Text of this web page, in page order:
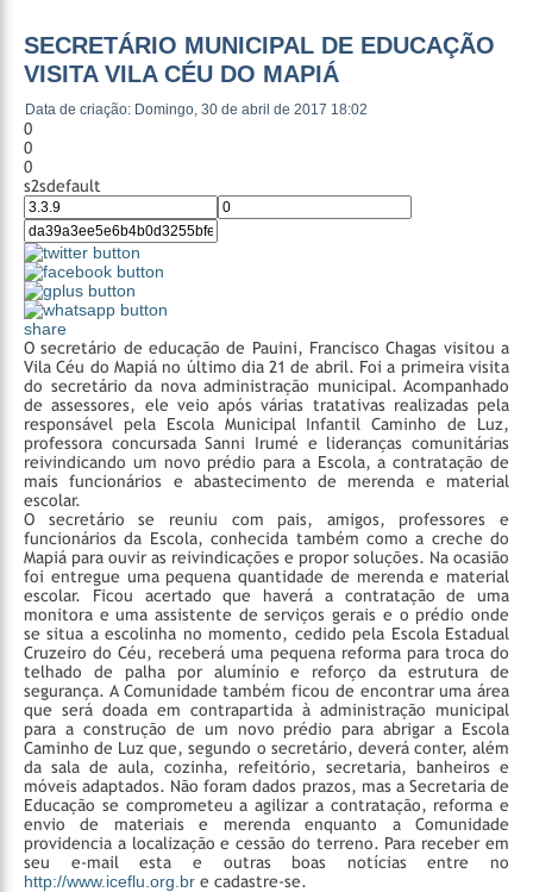
SECRETÁRIO MUNICIPAL DE EDUCAÇÃO
VISITA VILA CÉU DO MAPIÁ
Data de criação: Domingo, 30 de abril de 2017 18:02
0
0
0
s2sdefault
share
O secretário de educação de Pauini, Francisco Chagas visitou a
Vila Céu do Mapiá no último dia 21 de abril. Foi a primeira visita
do secretário da nova administração municipal. Acompanhado
de assessores, ele veio após várias tratativas realizadas pela
responsável pela Escola Municipal Infantil Caminho de Luz,
professora concursada Sanni Irumé e lideranças comunitárias
reivindicando um novo prédio para a Escola, a contratação de
mais funcionários e abastecimento de merenda e material
escolar.
O secretário se reuniu com pais, amigos, professores e
funcionários da Escola, conhecida também como a creche do
Mapiá para ouvir as reivindicações e propor soluções. Na ocasião
foi entregue uma pequena quantidade de merenda e material
escolar. Ficou acertado que haverá a contratação de uma
monitora e uma assistente de serviços gerais e o prédio onde
se situa a escolinha no momento, cedido pela Escola Estadual
Cruzeiro do Céu, receberá uma pequena reforma para troca do
telhado de palha por alumínio e reforço da estrutura de
segurança. A Comunidade também ficou de encontrar uma área
que será doada em contrapartida à administração municipal
para a construção de um novo prédio para abrigar a Escola
Caminho de Luz que, segundo o secretário, deverá conter, além
da sala de aula, cozinha, refeitório, secretaria, banheiros e
móveis adaptados. Não foram dados prazos, mas a Secretaria de
Educação se comprometeu a agilizar a contratação, reforma e
envio de materiais e merenda enquanto a Comunidade
providencia a localização e cessão do terreno. Para receber em
seu e-mail esta e outras boas notícias entre no
http://www.iceflu.org.br e cadastre-se.